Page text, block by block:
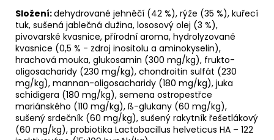
Složení:dehydrované jehněčí (42 %), rýže (35 %), kuřecí
tuk, sušená jablečná dužina, lososový olej (3 %),
pivovarské kvasnice, přírodní aroma, hydrolyzované
kvasnice (0,5 % - zdroj inositolu a aminokyselin),
hrachová mouka, glukosamin (300 mg/kg), frukto-
oligosacharidy (230 mg/kg), chondroitin sulfát (230
mg/kg), mannan-oligosacharidy (180 mg/kg), juka
schidigera (180 mg/kg), semena ostropestřce
mariánského (110 mg/kg), ß-glukany (60 mg/kg),
sušený srdečník (60 mg/kg), sušený rakytník řešetlákový
(60 mg/kg), probiotika Lactobacillus helveticus HA – 122